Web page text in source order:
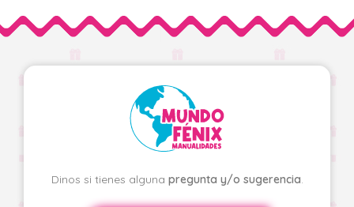
Dinos si tienes alguna pregunta y/o sugerencia